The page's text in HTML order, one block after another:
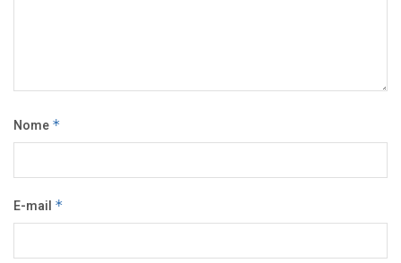
Nome *
E-mail *